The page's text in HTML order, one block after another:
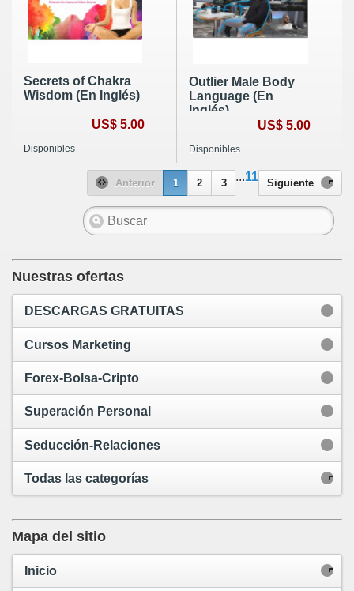
Secrets of Chakra
Wisdom (En Inglés)
US$ 5.00
Disponibles
Outlier Male Body
Language (En
Inglés)
US$ 5.00
Disponibles
Anterior 1 2 3
...11
Siguiente
Nuestras ofertas
DESCARGAS GRATUITAS
Cursos Marketing
Forex-Bolsa-Cripto
Superación Personal
Seducción-Relaciones
Todas las categorías
Mapa del sitio
Inicio